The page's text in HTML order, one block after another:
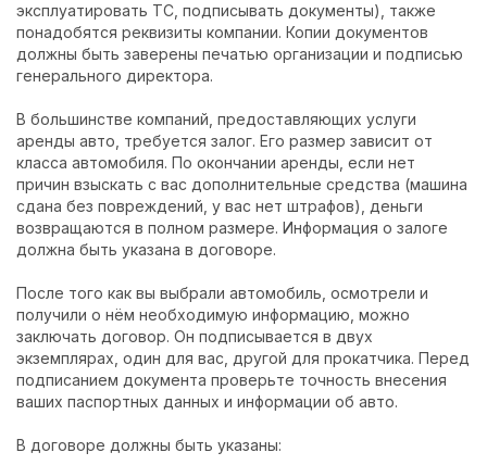
эксплуатировать ТС, подписывать документы), также
понадобятся реквизиты компании. Копии документов
должны быть заверены печатью организации и подписью
генерального директора.
В большинстве компаний, предоставляющих услуги
аренды авто, требуется залог. Его размер зависит от
класса автомобиля. По окончании аренды, если нет
причин взыскать с вас дополнительные средства (машина
сдана без повреждений, у вас нет штрафов), деньги
возвращаются в полном размере. Информация о залоге
должна быть указана в договоре.
После того как вы выбрали автомобиль, осмотрели и
получили о нём необходимую информацию, можно
заключать договор. Он подписывается в двух
экземплярах, один для вас, другой для прокатчика. Перед
подписанием документа проверьте точность внесения
ваших паспортных данных и информации об авто.
В договоре должны быть указаны: